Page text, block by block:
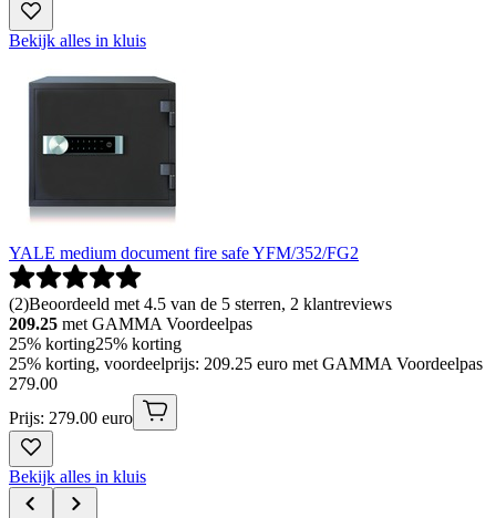
Bekijk alles in kluis
YALE medium document fire safe YFM/352/FG2
(2)Beoordeeld met 4.5 van de 5 sterren, 2 klantreviews
209.25 met GAMMA Voordeelpas
25% korting25% korting
25% korting, voordeelprijs: 209.25 euro met GAMMA Voordeelpas
279.00
Prijs: 279.00 euro
Bekijk alles in kluis